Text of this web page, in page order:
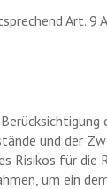
Art. 9
und der
Risikos für die
um ein